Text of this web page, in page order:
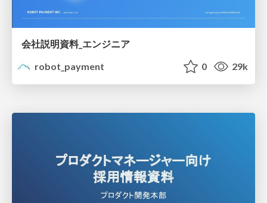
会社説明資料_エンジニア
robot_payment
0 29k